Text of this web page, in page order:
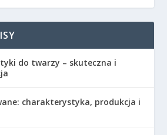
do twarzy – skuteczna i
charakterystyka, produkcja i